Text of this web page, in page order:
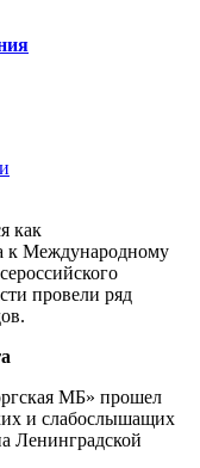
как
к Международному
провели ряд
МБ» прошел
и слабослышащих
Ленинградской